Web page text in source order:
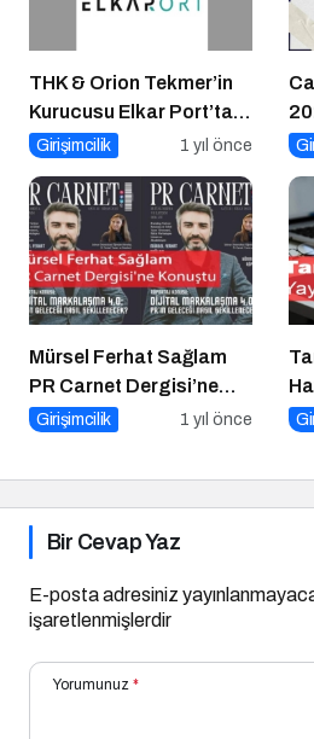
THK & Orion Tekmer’in
Kurucusu Elkar Port’tan
Savunma Sanayii
Electronics’e Stratejik
Yatırım
Girişimcilik 1 yıl önce
Mürsel Ferhat Sağlam
PR Carnet Dergisi’ne
Konuştu
Girişimcilik 1 yıl önce
Bir Cevap Yaz
E-posta adresiniz
işaretlenmişlerdir
Yorumunuz *